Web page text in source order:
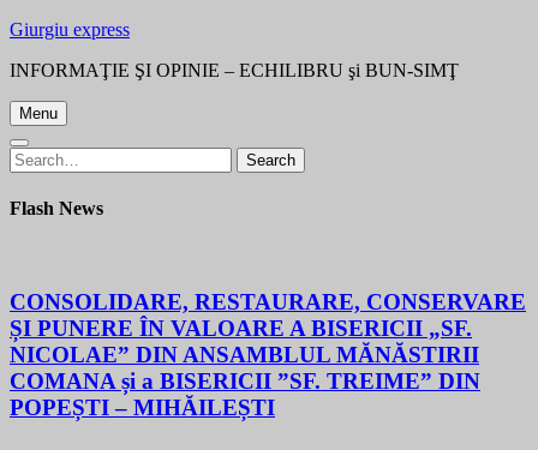
Giurgiu express
INFORMAŢIE ŞI OPINIE – ECHILIBRU şi BUN-SIMŢ
Menu
Search
for:
Search
Flash News
CONSOLIDARE, RESTAURARE, CONSERVARE
ȘI PUNERE ÎN VALOARE A BISERICII „SF.
NICOLAE” DIN ANSAMBLUL MĂNĂSTIRII
COMANA și a BISERICII ”SF. TREIME” DIN
POPEȘTI – MIHĂILEȘTI